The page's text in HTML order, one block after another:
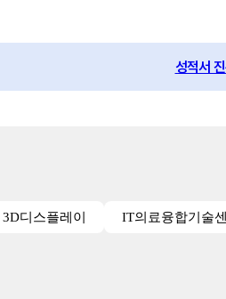
성적서
3D디스플레이 IT의료융합기술